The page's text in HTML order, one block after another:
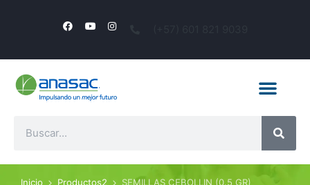
Inicio Productos2 SEMILLAS CEBOLLIN (0.5 GR)